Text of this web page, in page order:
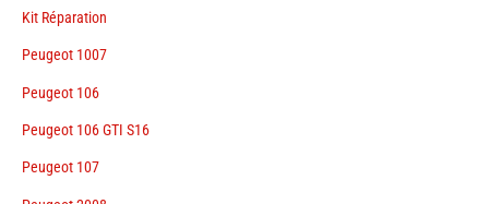
Kit Réparation
Peugeot 1007
Peugeot 106
Peugeot 106 GTI S16
Peugeot 107